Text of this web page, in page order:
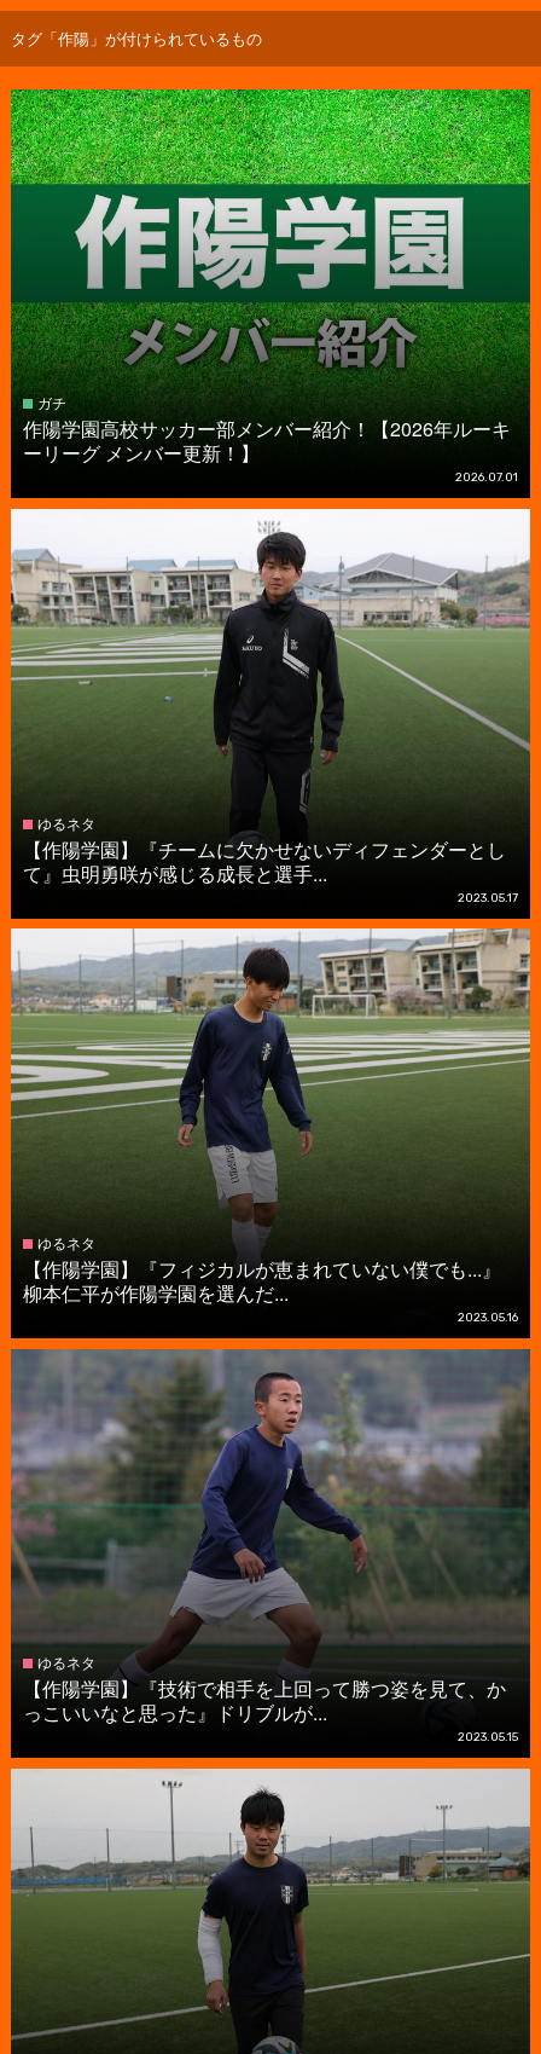
タグ「作陽」が付けられているもの
ガチ
作陽学園高校サッカー部メンバー紹介！【2026年ルーキ
ーリーグ メンバー更新！】
2026.07.01
ゆるネタ
【作陽学園】『チームに欠かせないディフェンダーとし
て』虫明勇咲が感じる成長と選手...
2023.05.17
ゆるネタ
【作陽学園】『フィジカルが恵まれていない僕でも...』
柳本仁平が作陽学園を選んだ...
2023.05.16
ゆるネタ
【作陽学園】『技術で相手を上回って勝つ姿を見て、か
っこいいなと思った』ドリブルが...
2023.05.15